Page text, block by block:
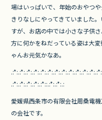
場はいっぱいで、年始のおやつ
きりなしにやってきていました
すが、お店の中では小さな子供
方に何かをねだっている姿は大
ゃんお元気かなあ。
.:*:.:*:.:*:.:*:.:*:.:*:.:*:.
.:*:.:*:.:*:.:*:.:*::.:*:.:*:.:
愛媛県西条市の有限会社周桑電機
の会社です。